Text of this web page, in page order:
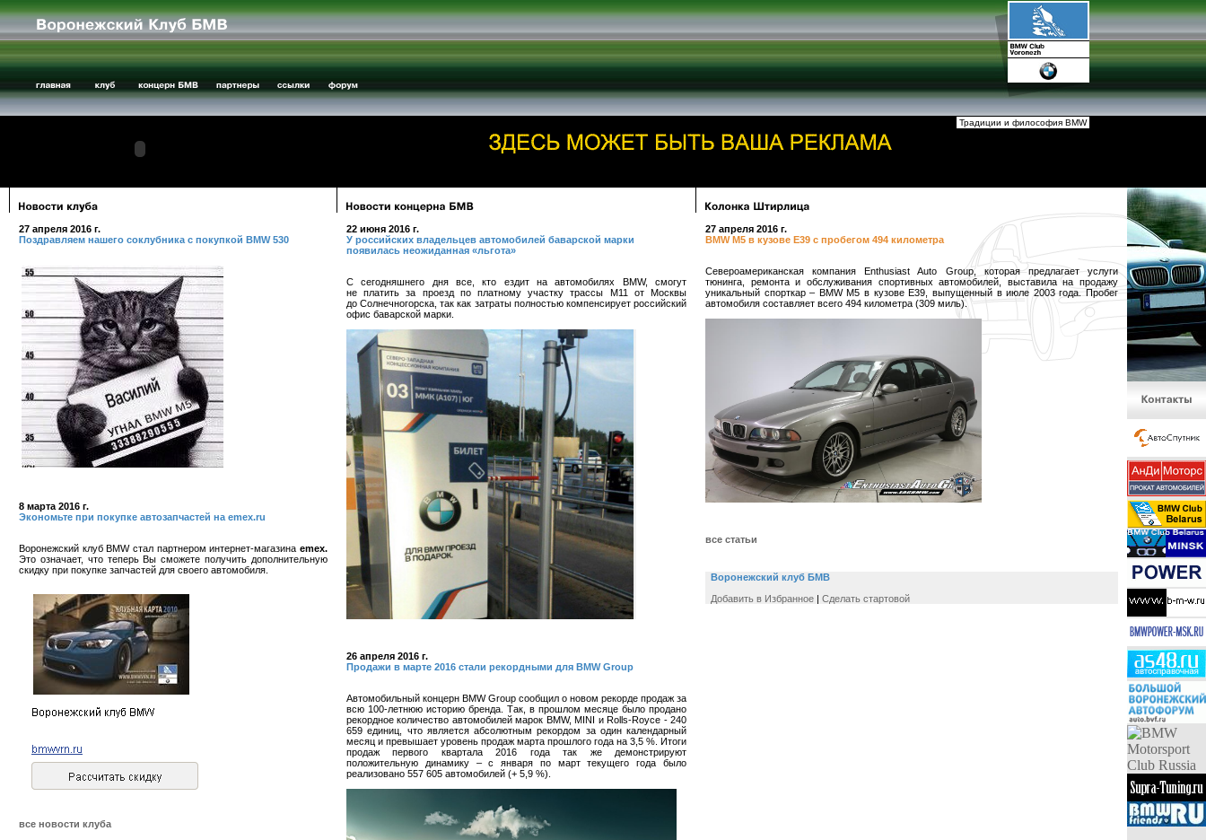
Традиции и философия BMW
27 апреля 2016 г.
Поздравляем нашего соклубника с покупкой BMW 530
8 марта 2016 г.
Экономьте при покупке автозапчастей на emex.ru
Воронежский клуб BMW стал партнером интернет-магазина emex.
Это означает, что теперь Вы сможете получить дополнительную
скидку при покупке запчастей для своего автомобиля.
все новости клуба
22 июня 2016 г.
У российских владельцев автомобилей баварской марки
появилась неожиданная «льгота»
С сегодняшнего дня все, кто ездит на автомобилях BMW, смогут
не платить за проезд по платному участку трассы М11 от Москвы
до Солнечногорска, так как затраты полностью компенсирует российский
офис баварской марки.
26 апреля 2016 г.
Продажи в марте 2016 стали рекордными для BMW Group
Автомобильный концерн BMW Group сообщил о новом рекорде продаж за
всю 100-летнюю историю бренда. Так, в прошлом месяце было продано
рекордное количество автомобилей марок BMW, MINI и Rolls-Royce - 240
659 единиц, что является абсолютным рекордом за один календарный
месяц и превышает уровень продаж марта прошлого года на 3,5 %. Итоги
продаж первого квартала 2016 года так же демонстрируют
положительную динамику – с января по март текущего года было
реализовано 557 605 автомобилей (+ 5,9 %).
27 апреля 2016 г.
BMW M5 в кузове E39 с пробегом 494 километра
Североамериканская компания Enthusiast Auto Group, которая предлагает услуги
тюнинга, ремонта и обслуживания спортивных автомобилей, выставила на продажу
уникальный спорткар – BMW M5 в кузове E39, выпущенный в июле 2003 года. Пробег
автомобиля составляет всего 494 километра (309 миль).
все статьи
Воронежский клуб БМВ
Добавить в Избранное | Сделать стартовой